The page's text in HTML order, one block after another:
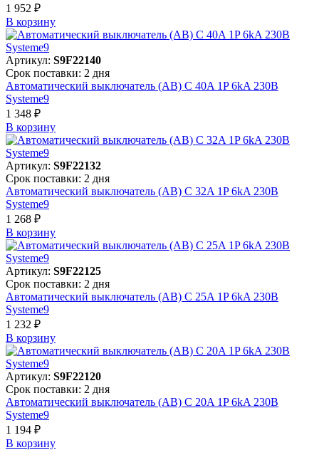
1 952 ₽
В корзинy
Артикул: S9F22140
Срок поставки: 2 дня
Автоматический выключатель (АВ) C 40A 1P 6kA 230В
Systeme9
1 348 ₽
В корзинy
Артикул: S9F22132
Срок поставки: 2 дня
Автоматический выключатель (АВ) C 32A 1P 6kA 230В
Systeme9
1 268 ₽
В корзинy
Артикул: S9F22125
Срок поставки: 2 дня
Автоматический выключатель (АВ) C 25A 1P 6kA 230В
Systeme9
1 232 ₽
В корзинy
Артикул: S9F22120
Срок поставки: 2 дня
Автоматический выключатель (АВ) C 20A 1P 6kA 230В
Systeme9
1 194 ₽
В корзинy